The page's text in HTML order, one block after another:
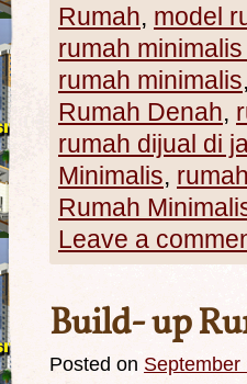
Rumah, model
rumah
rumah minimalis,
Rumah Denah,
rumah dijual di
Minimalis,
Rumah
Leave a
Build- up
Posted on September